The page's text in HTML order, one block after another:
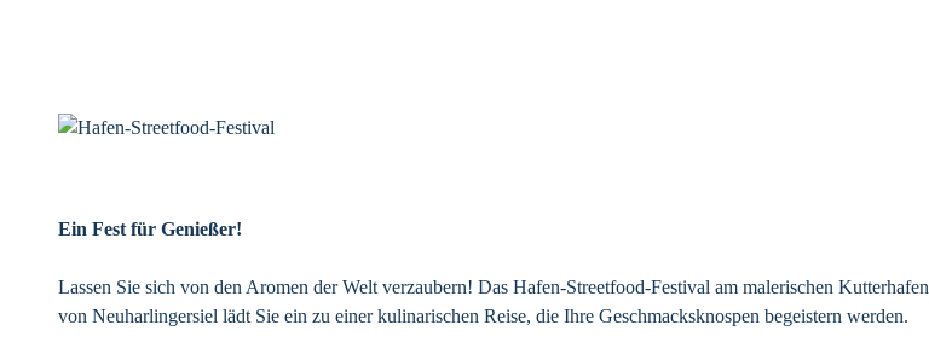
Ein Fest für Genießer!
Lassen Sie sich von den Aromen der Welt verzaubern! Das Hafen-Streetfood-Festival am malerischen Kutterhafen
von Neuharlingersiel lädt Sie ein zu einer kulinarischen Reise, die Ihre Geschmacksknospen begeistern werden.